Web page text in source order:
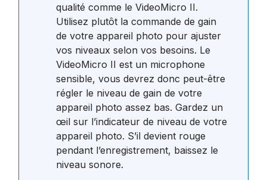
qualité comme le VideoMicro II.
Utilisez plutôt la commande de gain
de votre appareil photo pour ajuster
vos niveaux selon vos besoins. Le
VideoMicro II est un microphone
sensible, vous devrez donc peut-être
régler le niveau de gain de votre
appareil photo assez bas. Gardez un
œil sur l’indicateur de niveau de votre
appareil photo. S’il devient rouge
pendant l’enregistrement, baissez le
niveau sonore.